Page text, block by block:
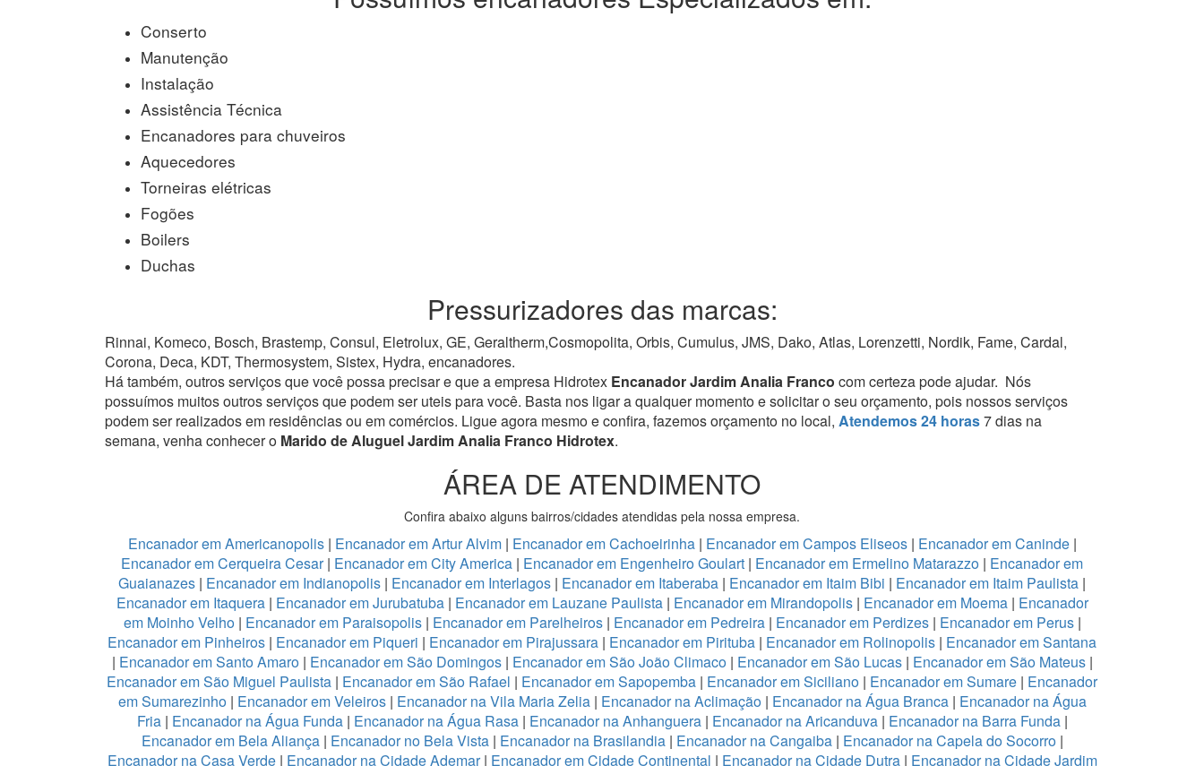
Conserto
Manutenção
Instalação
Assistência Técnica
Encanadores para chuveiros
Aquecedores
Torneiras elétricas
Fogões
Boilers
Duchas
Pressurizadores das marcas:
Rinnai, Komeco, Bosch, Brastemp, Consul, Eletrolux, GE, Geraltherm,Cosmopolita, Orbis, Cumulus, JMS, Dako, Atlas, Lorenzetti, Nordik, Fame, Cardal,
Corona, Deca, KDT, Thermosystem, Sistex, Hydra, encanadores.
Há também, outros serviços que você possa precisar e que a empresa Hidrotex Encanador Jardim Analia Franco com certeza pode ajudar. Nós
possuímos muitos outros serviços que podem ser uteis para você. Basta nos ligar a qualquer momento e solicitar o seu orçamento, pois nossos serviços
podem ser realizados em residências ou em comércios. Ligue agora mesmo e confira, fazemos orçamento no local, Atendemos 24 horas7 dias na
semana, venha conhecer o Marido de Aluguel Jardim Analia Franco Hidrotex.
ÁREA DE ATENDIMENTO
Confira abaixo alguns bairros/cidades atendidas pela nossa empresa.
Encanador em Americanopolis | Encanador em Artur Alvim | Encanador em Cachoeirinha| Encanador em Campos Eliseos | Encanador em Caninde|
Encanador em Cerqueira Cesar| Encanador em City America | Encanador em Engenheiro Goulart | Encanador em Ermelino Matarazzo | Encanador em
Guaianazes | Encanador em Indianopolis | Encanador em Interlagos | Encanador em Itaberaba | Encanador em Itaim Bibi | Encanador em Itaim Paulista |
Encanador em Itaquera| Encanador em Jurubatuba| Encanador em Lauzane Paulista | Encanador em Mirandopolis| Encanador em Moema| Encanador
em Moinho Velho | Encanador em Paraisopolis| Encanador em Parelheiros| Encanador em Pedreira| Encanador em Perdizes| Encanador em Perus|
Encanador em Pinheiros | Encanador em Piqueri | Encanador em Pirajussara | Encanador em Pirituba | Encanador em Rolinopolis | Encanador em Santana
| Encanador em Santo Amaro| Encanador em São Domingos| Encanador em São João Climaco| Encanador em São Lucas| Encanador em São Mateus |
Encanador em São Miguel Paulista | Encanador em São Rafael | Encanador em Sapopemba | Encanador em Siciliano | Encanador em Sumare | Encanador
em Sumarezinho| Encanador em Veleiros| Encanador na Vila Maria Zelia| Encanador na Aclimação| Encanador na Água Branca| Encanador na Água
Fria| Encanador na Água Funda| Encanador na Água Rasa | Encanador na Anhanguera| Encanador na Aricanduva| Encanador na Barra Funda |
Encanador em Bela Aliança | Encanador no Bela Vista| Encanador na Brasilandia| Encanador na Cangaiba| Encanador na Capela do Socorro |
Encanador na Casa Verde| Encanador na Cidade Ademar| Encanador em Cidade Continental | Encanador na Cidade Dutra | Encanador na Cidade Jardim